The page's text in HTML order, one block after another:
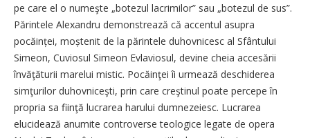
pe care el o numeşte „botezul lacrimilor” sau „botezul de sus”.
Părintele Alexandru demonstrează că accentul asupra
pocăinței, moștenit de la părintele duhovnicesc al Sfântului
Simeon, Cuviosul Simeon Evla­viosul, devine cheia accesării
învăţăturii marelui mistic. Pocăinţei îi urmează deschiderea
simţurilor duhovniceşti, prin care creştinul poate percepe în
propria sa fiinţă lucrarea harului dumnezeiesc. Lucrarea
elucidează anumite controverse teologice legate de opera